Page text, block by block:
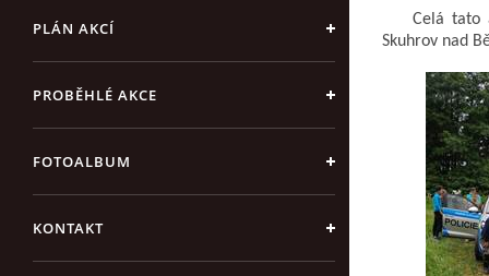
PLÁN AKCÍ
PROBĚHLÉ AKCE
FOTOALBUM
KONTAKT
Celá tato
Skuhrov nad